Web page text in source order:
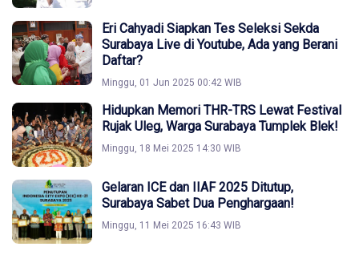
Eri Cahyadi Siapkan Tes Seleksi Sekda
Surabaya Live di Youtube, Ada yang Berani
Daftar?
Minggu, 01 Jun 2025 00:42 WIB
Hidupkan Memori THR-TRS Lewat Festival
Rujak Uleg, Warga Surabaya Tumplek Blek!
Minggu, 18 Mei 2025 14:30 WIB
Gelaran ICE dan IIAF 2025 Ditutup,
Surabaya Sabet Dua Penghargaan!
Minggu, 11 Mei 2025 16:43 WIB